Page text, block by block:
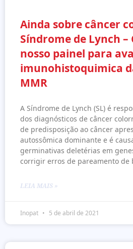
Ainda sobre câncer
Síndrome de Lynch –
nosso painel para
imunohistoquimica
MMR
A Síndrome de Lynch (SL) é
dos diagnósticos de câncer
de predisposição ao câncer
autossômica dominante e é
germinativas deletérias em
corrigir erros de pareamento de
LEIA MAIS »
Inopat 5 de abril de 2021